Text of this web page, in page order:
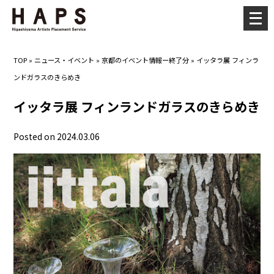
TOP » ニュース・イベント »京都のイベント情報ー終了分 » イッタラ展 フィンラ
ンドガラスのきらめき
イッタラ展 フィンランドガラスのきらめき
Posted on 2024.03.06
メ
ニ
ー
開